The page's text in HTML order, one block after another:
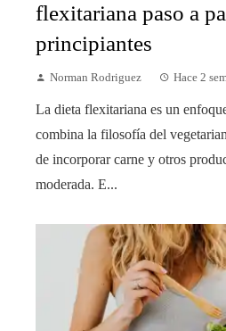
flexitariana paso a
principiantes
Norman Rodriguez Hace 2
La dieta flexitariana es un
combina la filosofía del
de incorporar carne y otros
moderada. E...